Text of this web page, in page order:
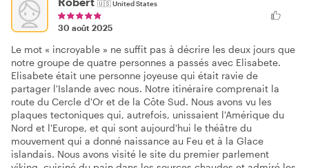
🇺🇸United States
30 août 2025
Le mot « incroyable » ne suffit pas à décrire les deux jours que
notre groupe de quatre personnes a passés avec Elisabete.
Elisabete était une personne joyeuse qui était ravie de
partager l'Islande avec nous. Notre itinéraire comprenait la
route du Cercle d'Or et de la Côte Sud. Nous avons vu les
plaques tectoniques qui, autrefois, unissaient l'Amérique du
Nord et l'Europe, et qui sont aujourd'hui le théâtre du
mouvement qui a donné naissance au Feu et à la Glace
islandais. Nous avons visité le site du premier parlement